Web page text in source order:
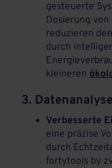
gesteuerte
Dosierung
reduzieren
durch
kleineren
3.
Verbesserte
eine präzise
durch
fortytools by